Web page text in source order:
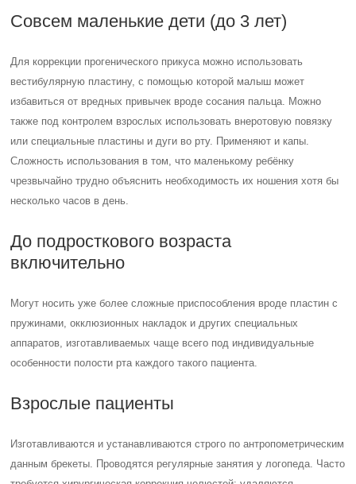
Совсем маленькие дети (до 3 лет)
Для коррекции прогенического прикуса можно использовать
вестибулярную пластину, с помощью которой малыш может
избавиться от вредных привычек вроде сосания пальца. Можно
также под контролем взрослых использовать внеротовую повязку
или специальные пластины и дуги во рту. Применяют и капы.
Сложность использования в том, что маленькому ребёнку
чрезвычайно трудно объяснить необходимость их ношения хотя бы
несколько часов в день.
До подросткового возраста
включительно
Могут носить уже более сложные приспособления вроде пластин с
пружинами, окклюзионных накладок и других специальных
аппаратов, изготавливаемых чаще всего под индивидуальные
особенности полости рта каждого такого пациента.
Взрослые пациенты
Изготавливаются и устанавливаются строго по антропометрическим
данным брекеты. Проводятся регулярные занятия у логопеда. Часто